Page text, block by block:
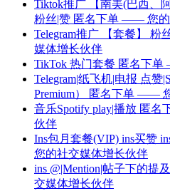
Tiktok推广 【南美(巴西、
粉丝|赞 匿名下单 —— 您
Telegram推广 【套餐】
媒体增长伙伴
TikTok 热门套餐 匿名下
Telegram|纸飞机|电报 点赞
Premium） 匿名下单 ——
音乐Spotify play|播放 匿
伙伴
Ins包月套餐(VIP) ins买赞
您的社交媒体增长伙伴
ins @|Mention|帖子下的
交媒体增长伙伴